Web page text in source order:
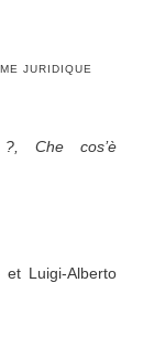
JURIDIQUE
?, Che cos’è
et Luigi-Alberto